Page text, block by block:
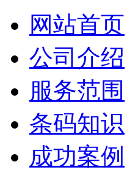
网站首页
公司介绍
服务范围
条码知识
成功案例